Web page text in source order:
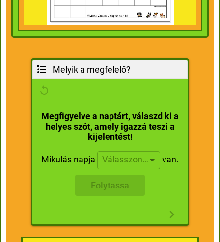
Melyik a megfelelő?
Megfigyelve a naptárt, válaszd ki a
helyes szót, amely igazzá teszi a
kijelentést!
Mikulás napja Válasszon… van.
Folytassa